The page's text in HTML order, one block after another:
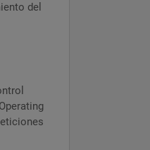
del